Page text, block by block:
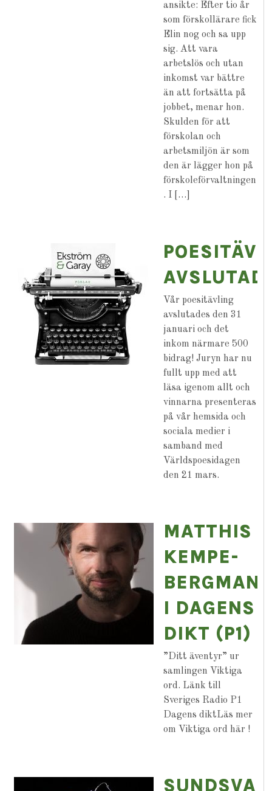
ansikte: Efter tio år
som förskollärare fick
Elin nog och sa upp
sig. Att vara
arbetslös och utan
inkomst var bättre
än att fortsätta på
jobbet, menar hon.
Skulden för att
förskolan och
arbetsmiljön är som
den är lägger hon på
förskoleförvaltningen
. I […]
AVSLUTAD
Vår poesitävling
avslutades den 31
januari och det
inkom närmare 500
bidrag! Juryn har nu
fullt upp med att
läsa igenom allt och
vinnarna presenteras
på vår hemsida och
sociala medier i
samband med
Världspoesidagen
den 21 mars.
MATTHIS
KEMPE-
BERGMAN
I DAGENS
DIKT (P1)
”Ditt äventyr” ur
samlingen Viktiga
ord. Länk till
Sveriges Radio P1
Dagens diktLäs mer
om Viktiga ord här !